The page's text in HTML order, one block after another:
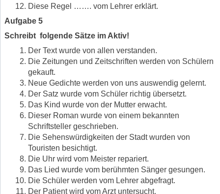
Diese Regel ……. vom Lehrer erklärt.
Aufgabe 5
Schreibt folgende Sätze im Aktiv!
Der Text wurde von allen verstanden.
Die Zeitungen und Zeitschriften werden von Schülern
gekauft.
Neue Gedichte werden von uns auswendig gelernt.
Der Satz wurde vom Schüler richtig übersetzt.
Das Kind wurde von der Mutter erwacht.
Dieser Roman wurde von einem bekannten
Schriftsteller geschrieben.
Die Sehenswürdigkeiten der Stadt wurden von
Touristen besichtigt.
Die Uhr wird vom Meister repariert.
Das Lied wurde vom berühmten Sänger gesungen.
Die Schüler werden vom Lehrer abgefragt.
Der Patient wird vom Arzt untersucht.